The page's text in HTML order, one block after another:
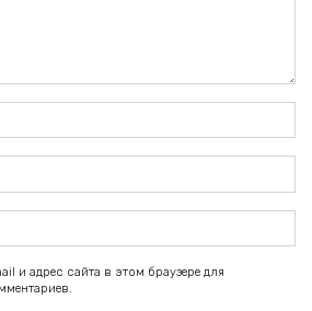
и адрес сайта в этом браузере для